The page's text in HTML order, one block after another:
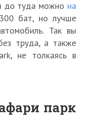
до туда можно на
бат, но лучше
Так вы
труда, а также
не толкаясь в
парк